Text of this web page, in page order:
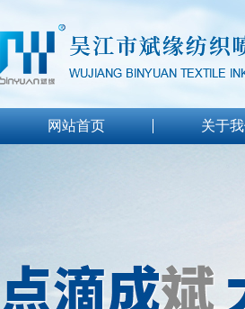
网站首页 关于